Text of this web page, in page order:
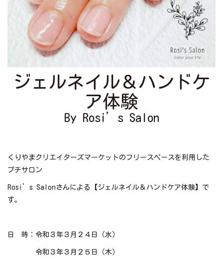
ジェルネイル＆ハンドケ
ア体験
By Rosi’s Salon
くりやまクリエイターズマーケットのフリースペースを利用した
プチサロン
Rosi’s Salonさんによる【ジェルネイル＆ハンドケア体験】で
す。
日 時：令和３年３月２４日（水）
令和３年３月２５日（木）